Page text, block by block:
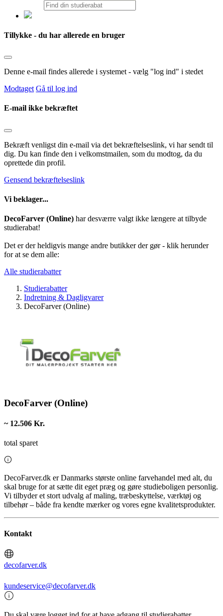
Tillykke - du har allerede en bruger
Denne e-mail findes allerede i systemet - vælg "log ind" i stedet
Modtaget Gå til log ind
E-mail ikke bekræftet
Bekræft venligst din e-mail via det bekræftelseslink, vi har sendt til
dig. Du kan finde den i velkomstmailen, som du modtog, da du
oprettede din profil.
Gensend bekræftelseslink
Vi beklager...
DecoFarver (Online) har desværre valgt ikke længere at tilbyde
studierabat!
Det er der heldigvis mange andre butikker der gør - klik herunder
for at se dem alle:
Alle studierabatter
Studierabatter
Indretning & Dagligvarer
DecoFarver (Online)
DecoFarver (Online)
~ 12.506 Kr.
total sparet
DecoFarver.dk er Danmarks største online farvehandel med alt, du
skal bruge for at sætte dit eget præg og gøre studieboligen personlig.
Vi tilbyder et stort udvalg af maling, træbeskyttelse, værktøj og
tilbehør – både fra kendte mærker og vores egne kvalitetsprodukter.
Kontakt
decofarver.dk
kundeservice@decofarver.dk